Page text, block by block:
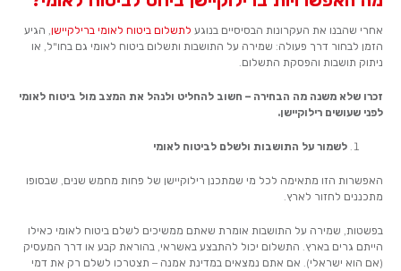
אחרי שהבנו את העקרונות הבסיסיים בנוגע לתשלום ביטוח לאומי ברילקיישן, הגיע
הזמן לבחור דרך פעולה: שמירה על התושבות ותשלום ביטוח לאומי גם בחו"ל, או
ניתוק תושבות והפסקת התשלום.
זכרו שלא משנה מה הבחירה – חשוב להחליט ולנהל את המצב מול ביטוח לאומי
לפני שעושים רילוקיישן.
לשמור על התושבות ולשלם לביטוח לאומי
האפשרות הזו מתאימה לכל מי שמתכנן רילוקיישן של פחות מחמש שנים, שבסופו
מתכננים לחזור לארץ.
בפשטות, שמירה על התושבות אומרת שאתם ממשיכים לשלם ביטוח לאומי כאילו
הייתם גרים בארץ. התשלום יכול להתבצע באשראי, בהוראת קבע או דרך המעסיק
(אם הוא ישראלי). אם אתם נמצאים במדינת אמנה – תצטרכו לשלם רק את דמי